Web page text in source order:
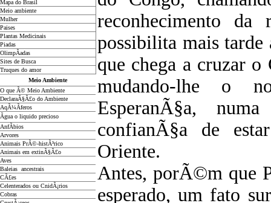
Mapa do Brasil
Meio ambiente
Mulher
Paises
Plantas Medicinais
Piadas
OlimpÃ­adas
Sites de Busca
Truques do amor
Meio Ambiente
O que Ã© Meio Ambiente
DeclaraÃ§Ã£o do Ambiente
AqÃ¼Ã­feros
Ãgua o liquido precioso
AnfÃ­bios
Arvores
Animais PrÃ©-histÃ³rico
Animais em extinÃ§Ã£o
Aves
Baleias ancestrais
CÃ£es
Celenterados ou CnidÃ¡rios
Cobras
reconhecimento da
possibilita mais
que chega a cruzar o
mudando-lhe o
EsperanÃ§a,
confianÃ§a de
Oriente.
Antes, porÃ©m que
esperado, um fato